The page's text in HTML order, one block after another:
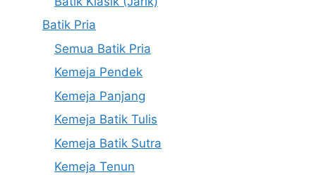
Batik Pria
Semua Batik Pria
Kemeja Pendek
Kemeja Panjang
Kemeja Batik Tulis
Kemeja Batik Sutra
Kemeja Tenun